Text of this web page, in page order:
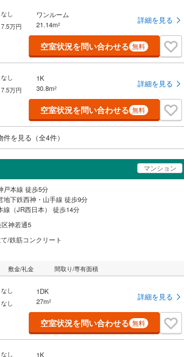
なし
7.5万円
ワンルーム
21.14m2 詳細を見る
空室状況を問い合わせる 無料
なし
7.5万円
1K
30.8m2 詳細を見る
空室状況を問い合わせる 無料
件を見る（全4件）
マンション
戸本線 徒歩5分
地下鉄西神・山手線 徒歩9分
線（JR西日本） 徒歩14分
神若通5
/鉄筋コンクリート
敷金/礼金 間取り/専有面積
なし
なし
1DK
27m2 詳細を見る
空室状況を問い合わせる 無料
なし 1K